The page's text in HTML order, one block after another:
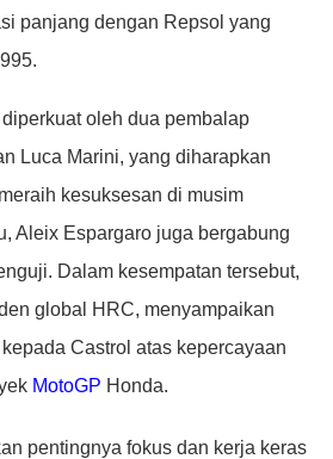
panjang dengan Repsol yang
oleh dua pembalap
Luca Marini, yang diharapkan
kesuksesan di musim
Aleix Espargaro juga bergabung
Dalam kesempatan tersebut,
global HRC, menyampaikan
Castrol atas kepercayaan
MotoGP Honda.
pentingnya fokus dan kerja keras